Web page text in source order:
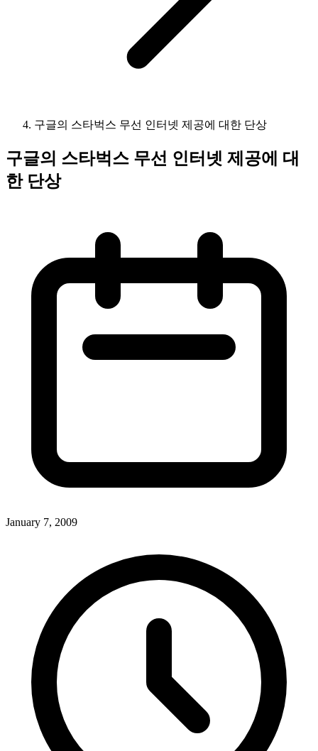
구글의 스타벅스 무선 인터넷 제공에 대한 단상
구글의 스타벅스 무선 인터넷 제공에 대
한 단상
January 7, 2009